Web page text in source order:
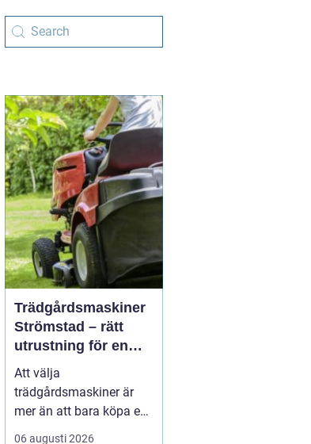
Trädgårdsmaskiner
Strömstad – rätt
utrustning för en
effektiv och hållbar
trädgård
Att välja
trädgårdsmaskiner är
mer än att bara köpa en
gräsklippare eller en
06 augusti 2026